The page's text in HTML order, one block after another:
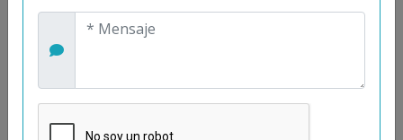
Prieto, Antonio
Mora
Gutiérrez, José
PUBLICACIONES